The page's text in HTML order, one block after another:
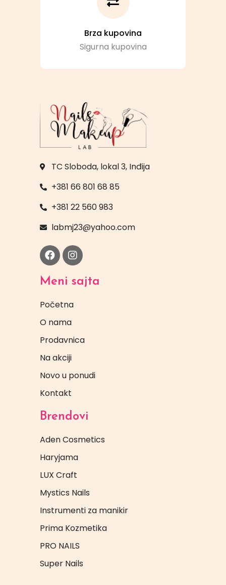
Brza kupovina
Sigurna kupovina
TC Sloboda, lokal 3, Inđija
+381 66 801 68 85
+381 22 560 983
labmj23@yahoo.com
Meni sajta
Početna
O nama
Prodavnica
Na akciji
Novo u ponudi
Kontakt
Brendovi
Aden Cosmetics
Haryjama
LUX Craft
Mystics Nails
Instrumenti za manikir
Prima Kozmetika
PRO NAILS
Super Nails